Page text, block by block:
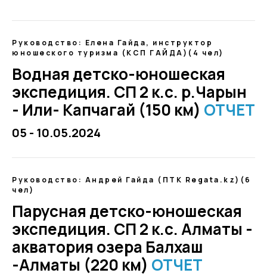
Руководство: Елена Гайда, инструктор
юношеского туризма (КСП ГАЙДА)(4 чел)
Водная детско-юношеская
экспедиция. СП 2 к.с. р.Чарын
- Или- Капчагай (150 км) ОТЧЕТ
05 - 10.05.2024
Руководство: Андрей Гайда (ПТК Regata.kz)(6
чел)
Парусная детско-юношеская
экспедиция. СП 2 к.с. Алматы -
акватория озера Балхаш
-Алматы (220 км) ОТЧЕТ